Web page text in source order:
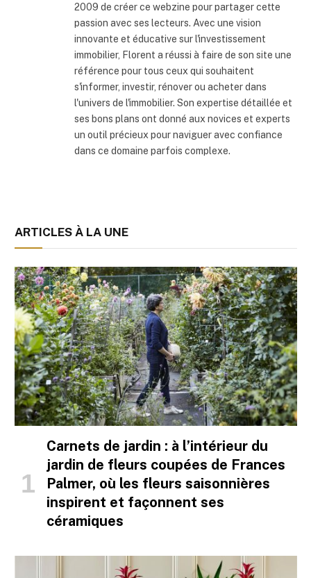
2009 de créer ce webzine pour partager cette
passion avec ses lecteurs. Avec une vision
innovante et éducative sur l'investissement
immobilier, Florent a réussi à faire de son site une
référence pour tous ceux qui souhaitent
s'informer, investir, rénover ou acheter dans
l'univers de l'immobilier. Son expertise détaillée et
ses bons plans ont donné aux novices et experts
un outil précieux pour naviguer avec confiance
dans ce domaine parfois complexe.
ARTICLES À LA UNE
Carnets de jardin : à l’intérieur du
jardin de fleurs coupées de Frances
Palmer, où les fleurs saisonnières
inspirent et façonnent ses
céramiques